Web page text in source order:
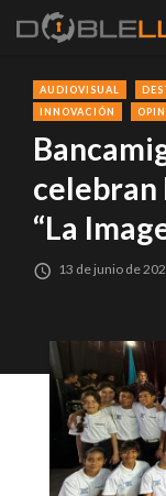
AUDIOVISUAL
INNOVACIÓN
celebran
“La
13 de junio de